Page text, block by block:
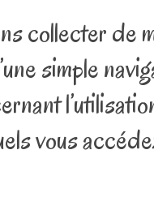
collecter de
simple
vous